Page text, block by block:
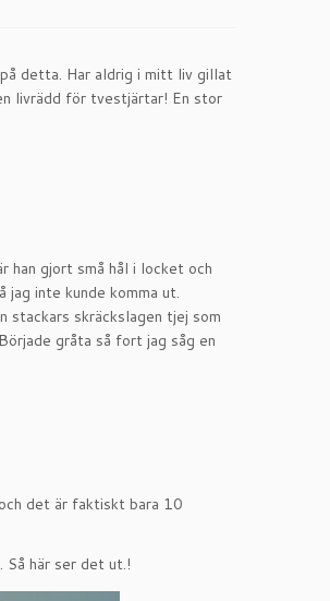
detta. Har aldrig i mitt liv gillat
livrädd för tvestjärtar! En stor
han gjort små hål i locket och
inte kunde komma ut.
stackars skräckslagen tjej som
gråta så fort jag såg en
det är faktiskt bara 10
Så här ser det ut.!